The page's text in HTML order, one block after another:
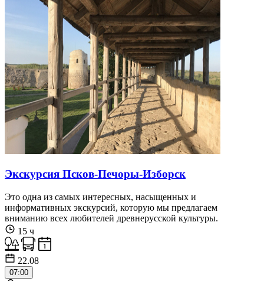
Экскурсия Псков-Печоры-Изборск
Это одна из самых интересных, насыщенных и
информативных экскурсий, которую мы предлагаем
вниманию всех любителей древнерусской культуры.
15 ч
22.08
07:00